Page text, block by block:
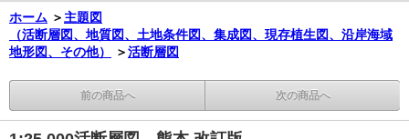
ホーム ＞ 主題図
（活断層図、地質図、土地条件図、集成図、現存植生図、沿岸海域
地形図、その他）
＞活断層図
前の商品へ 次の商品へ